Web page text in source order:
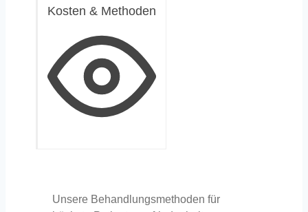
Kosten & Methoden
Unsere Behandlungsmethoden für